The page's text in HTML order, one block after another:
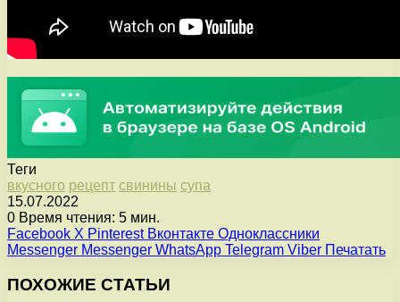
Теги
вкусного рецепт свинины супа
15.07.2022
0 Время чтения: 5 мин.
Facebook X Pinterest Вконтакте Одноклассники
Messenger Messenger WhatsApp Telegram Viber Печатать
ПОХОЖИЕ СТАТЬИ